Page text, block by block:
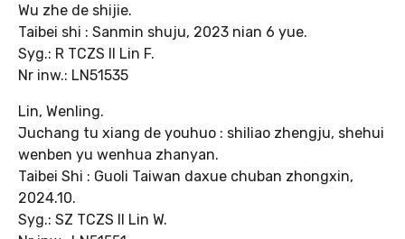
Wu zhe de shijie.
Taibei shi : Sanmin shuju, 2023 nian 6 yue.
Syg.: R TCZS II Lin F.
Nr inw.: LN51535
Lin, Wenling.
Juchang tu xiang de youhuo : shiliao zhengju, shehui
wenben yu wenhua zhanyan.
Taibei Shi : Guoli Taiwan daxue chuban zhongxin,
2024.10.
Syg.: SZ TCZS II Lin W.